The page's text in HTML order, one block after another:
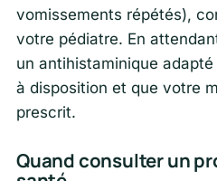
vomissements répétés),
votre pédiatre. En
un antihistaminique
à disposition et que votre
prescrit.
Quand consulter un